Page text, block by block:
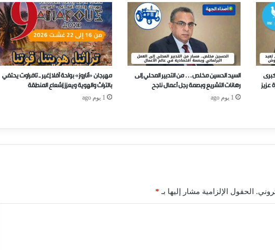
السيد الحسين مخلص… من التدبير المحلي إلى
رهانات التشريع وبصمة رجل أعمال ناجح
1 يوم ago
مهرجان «أناروز» بواحة أفلا إغير ـ تافراوت يحتفي
بالتراث والهوية ويعزز إشعاع المنطقة
1 يوم ago
الحقول الإلزامية مشار إليها بـ *